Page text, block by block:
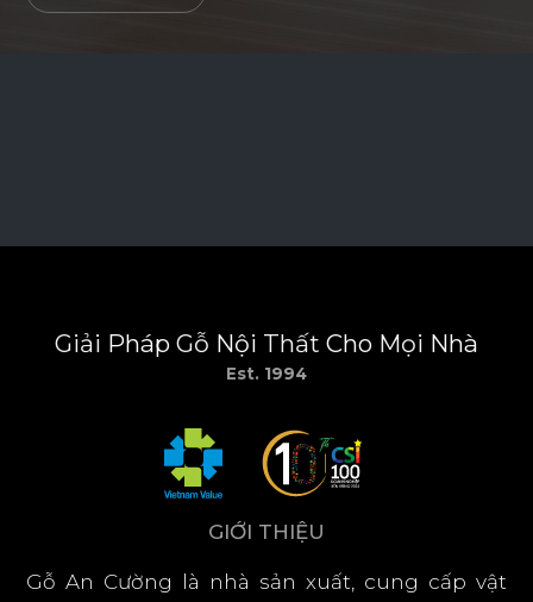
Giải Pháp Gỗ Nội Thất Cho Mọi Nhà
Est. 1994
GIỚI TH IỆU
Gỗ An Cường là nhà sản xuất, cung cấp vật